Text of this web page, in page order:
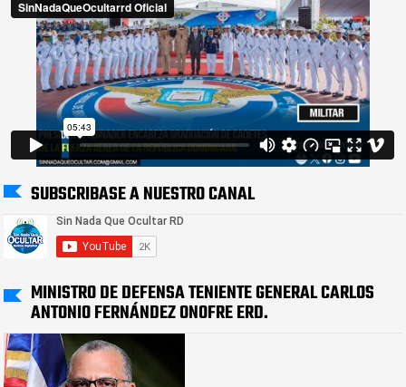
SUBSCRIBASE A NUESTRO CANAL
MINISTRO DE DEFENSA TENIENTE GENERAL CARLOS
ANTONIO FERNÁNDEZ ONOFRE ERD.